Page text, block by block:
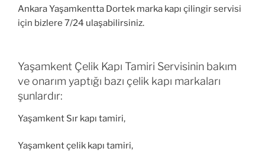
Ankara Yaşamkentta Dortek marka kapı çilingir servisi
için bizlere 7/24 ulaşabilirsiniz.
Yaşamkent Çelik Kapı Tamiri Servisinin bakım
ve onarım yaptığı bazı çelik kapı markaları
şunlardır:
Yaşamkent Sır kapı tamiri,
Yaşamkent çelik kapı tamiri,